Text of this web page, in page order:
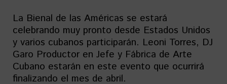
La Bienal de las Américas se estará
celebrando muy pronto desde Estados Unidos
y varios cubanos participarán. Leoni Torres, DJ
Garo Productor en Jefe y Fábrica de Arte
Cubano estarán en este evento que ocurrirá
finalizando el mes de abril.